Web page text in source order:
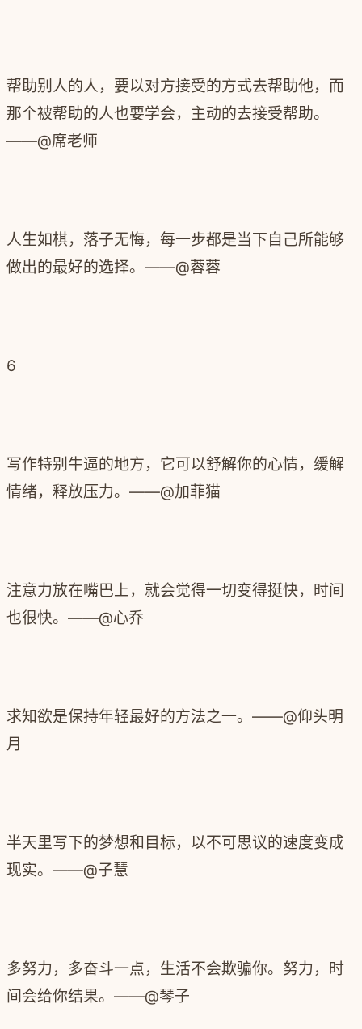
帮助别人的人，要以对方接受的方式去帮助他，而
那个被帮助的人也要学会，主动的去接受帮助。
——@席老师
人生如棋，落子无悔，每一步都是当下自己所能够
做出的最好的选择。——@蓉蓉
6
写作特别牛逼的地方，它可以舒解你的心情，缓解
情绪，释放压力。——@加菲猫
注意力放在嘴巴上，就会觉得一切变得挺快，时间
也很快。——@心乔
求知欲是保持年轻最好的方法之一。——@仰头明
月
半天里写下的梦想和目标，以不可思议的速度变成
现实。——@子慧
多努力，多奋斗一点，生活不会欺骗你。努力，时
间会给你结果。——@琴子